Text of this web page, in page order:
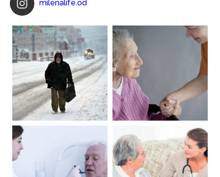
milenalife.od